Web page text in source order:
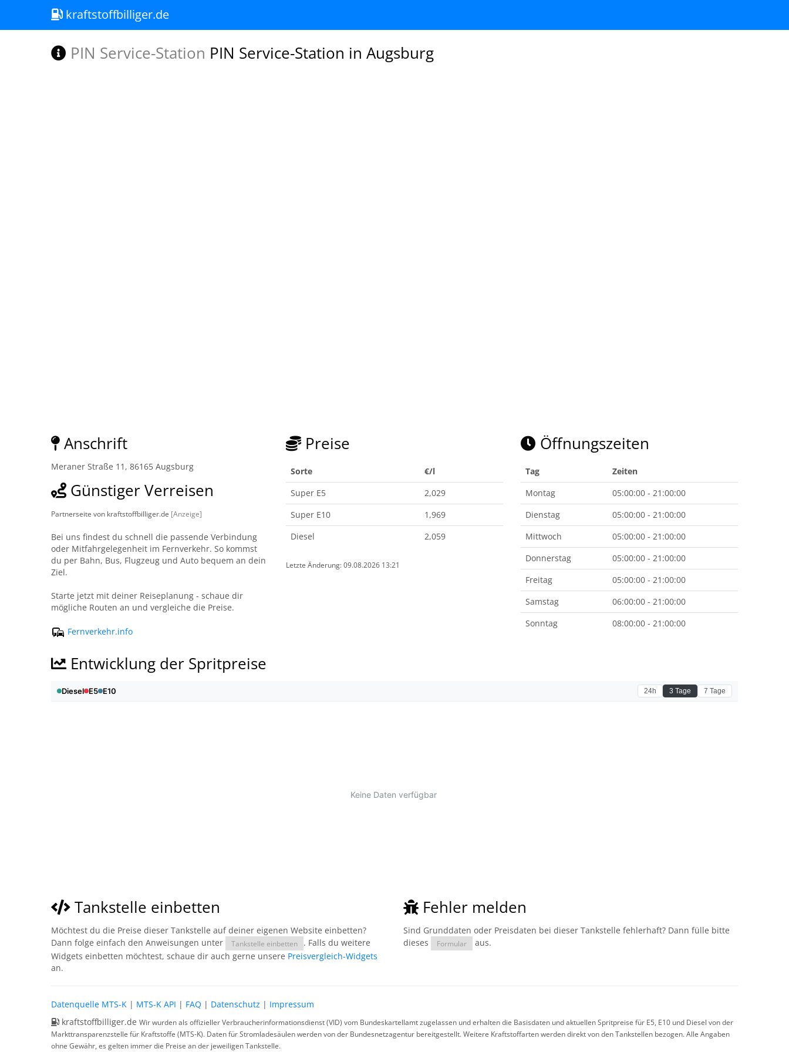
kraftstoffbilliger.de
PIN Service-Station PIN Service-Station in Augsburg
Anschrift
Meraner Straße 11, 86165 Augsburg
Günstiger Verreisen
Partnerseite von kraftstoffbilliger.de [Anzeige]
Bei uns findest du schnell die passende Verbindung
oder Mitfahrgelegenheit im Fernverkehr. So kommst
du per Bahn, Bus, Flugzeug und Auto bequem an dein
Ziel.
Starte jetzt mit deiner Reiseplanung - schaue dir
mögliche Routen an und vergleiche die Preise.
Fernverkehr.info
Preise
Sorte
€/l
Super E5
2,029
Super E10
1,969
Diesel
2,059
Letzte Änderung: 09.08.2026 13:21
Öffnungszeiten
Tag
Zeiten
Montag
05:00:00 - 21:00:00
Dienstag
05:00:00 - 21:00:00
Mittwoch
05:00:00 - 21:00:00
Donnerstag
05:00:00 - 21:00:00
Freitag
05:00:00 - 21:00:00
Samstag
06:00:00 - 21:00:00
Sonntag
08:00:00 - 21:00:00
Entwicklung der Spritpreise
Tankstelle einbetten
Möchtest du die Preise dieser Tankstelle auf deiner eigenen Website einbetten?
Dann folge einfach den Anweisungen unter
Tankstelle einbetten
. Falls du weitere
Widgets einbetten möchtest, schaue dir auch gerne unsere Preisvergleich-Widgets
an.
Fehler melden
Sind Grunddaten oder Preisdaten bei dieser Tankstelle fehlerhaft? Dann fülle bitte
dieses
Formular aus.
Datenquelle MTS-K | MTS-K API | FAQ | Datenschutz | Impressum
kraftstoffbilliger.de Wir wurden als offizieller Verbraucherinformationsdienst (VID) vom Bundeskartellamt zugelassen und erhalten die Basisdaten und aktuellen Spritpreise für E5, E10 und Diesel von der
Markttransparenzstelle für Kraftstoffe (MTS-K). Daten für Stromladesäulen werden von der Bundesnetzagentur bereitgestellt. Weitere Kraftstoffarten werden direkt von den Tankstellen bezogen. Alle Angaben
ohne Gewähr, es gelten immer die Preise an der jeweiligen Tankstelle.